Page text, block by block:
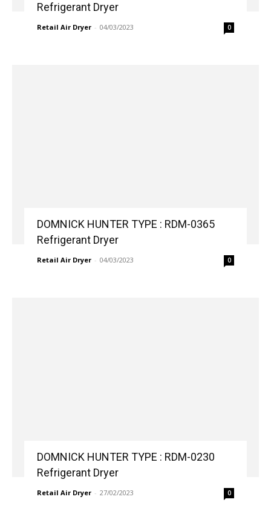
Refrigerant Dryer
Retail Air Dryer - 04/03/2023 0
DOMNICK HUNTER TYPE : RDM-0365
Refrigerant Dryer
Retail Air Dryer - 04/03/2023 0
DOMNICK HUNTER TYPE : RDM-0230
Refrigerant Dryer
Retail Air Dryer - 27/02/2023 0